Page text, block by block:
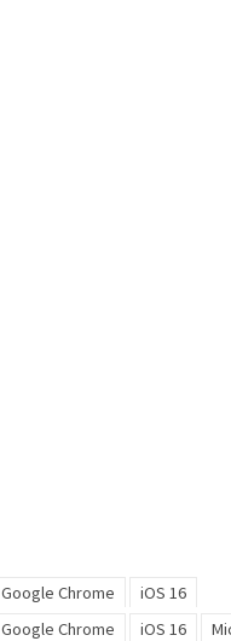
Google Chrome iOS 16
Google Chrome iOS 16